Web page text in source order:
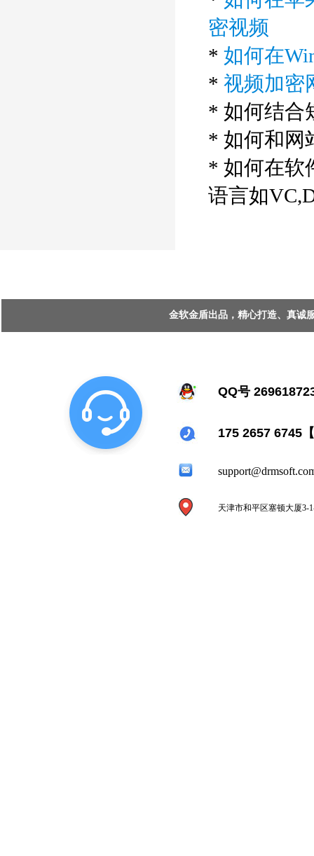
密视频
* 如何在
* 视频加密
* 如何结合
* 如何和网
* 如何在软
语言如
金软金盾出品，精心打造、真
QQ号
175 2657 6745
天津市和平区塞顿大厦3-